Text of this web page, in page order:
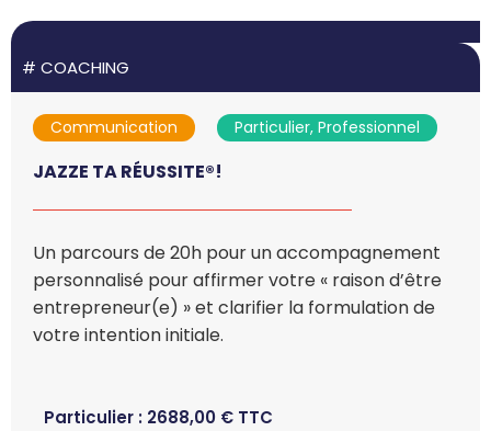
# COACHING
Communication Particulier, Professionnel
JAZZE TA RÉUSSITE®!
Un parcours de 20h pour un accompagnement
personnalisé pour affirmer votre « raison d’être
entrepreneur(e) » et clarifier la formulation de
votre intention initiale.
Particulier : 2688,00 € TTC